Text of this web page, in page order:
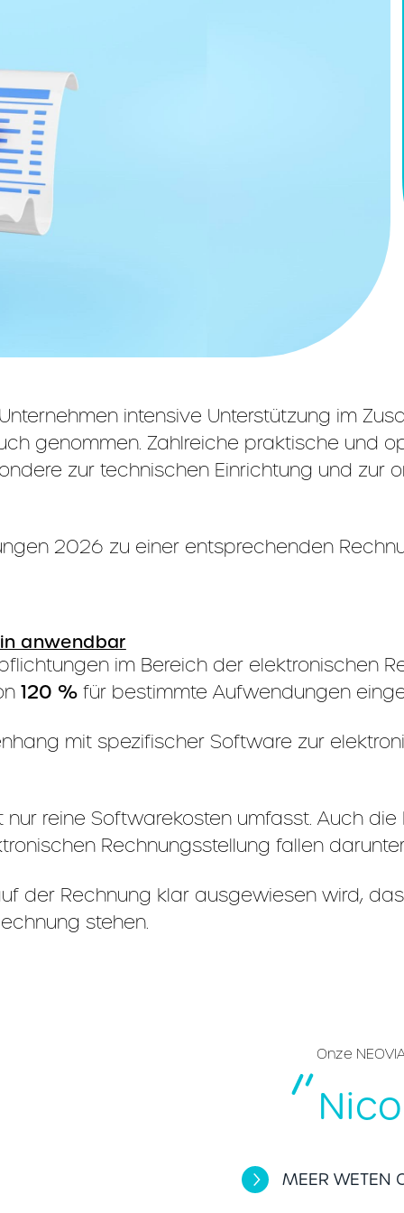
intensive Unterstützung im
genommen. Zahlreiche praktische und
zur technischen Einrichtung und zur
2026 zu einer entsprechenden
anwendbar
im Bereich der elektronischen
120 % für bestimmte Aufwendungen
mit spezifischer Software zur
reine Softwarekosten umfasst. Auch die
Rechnungsstellung fallen
der Rechnung klar ausgewiesen wird,
stehen.
Onze
MEER WETEN